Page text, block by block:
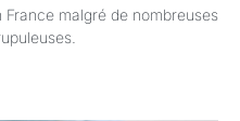
malgré de nombreuses